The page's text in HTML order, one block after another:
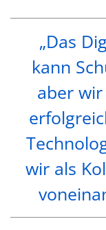
„Das
kann
aber
wir als